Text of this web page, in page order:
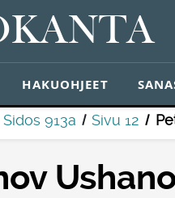
HAKUOHJEET
Sidos 913a Sivu 12